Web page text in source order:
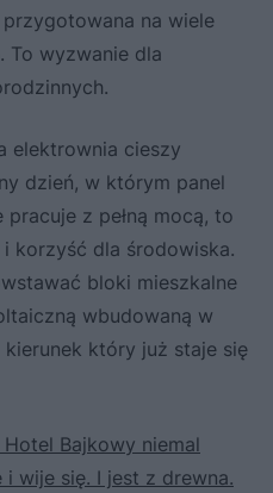
na wiele
To wyzwanie dla
elektrownia cieszy
dzień, w którym panel
z pełną mocą, to
korzyść dla środowiska.
bloki mieszkalne
wbudowaną w
który już staje się
Bajkowy niemal
wije się. I jest z drewna.